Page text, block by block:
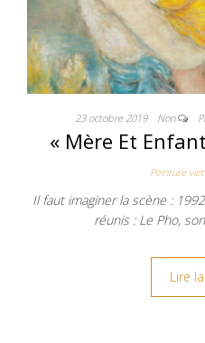
23 octobre 2019 Non
« Mère Et
Peinture
Il faut imaginer la scène :
réunis : Le Pho,
Lire